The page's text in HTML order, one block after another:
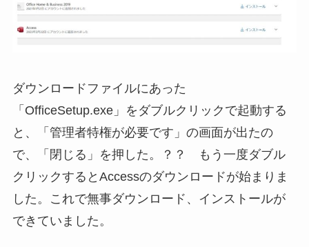
ダウンロードファイルにあった
「OfficeSetup.exe」をダブルクリックで起動する
と、「管理者特権が必要です」の画面が出たの
で、「閉じる」を押した。？？ もう一度ダブル
クリックするとAccessのダウンロードが始まりま
した。これで無事ダウンロード、インストールが
できていました。